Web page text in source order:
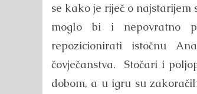
se kako je riječ o najstarijem
moglo bi i nepovratno
repozicionirati istočnu
čovječanstva. Stočari i
dobom, a u igru su